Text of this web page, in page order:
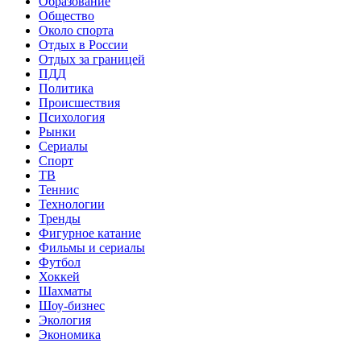
Общество
Около спорта
Отдых в России
Отдых за границей
ПДД
Политика
Происшествия
Психология
Рынки
Сериалы
Спорт
ТВ
Теннис
Технологии
Тренды
Фигурное катание
Фильмы и сериалы
Футбол
Хоккей
Шахматы
Шоу-бизнес
Экология
Экономика